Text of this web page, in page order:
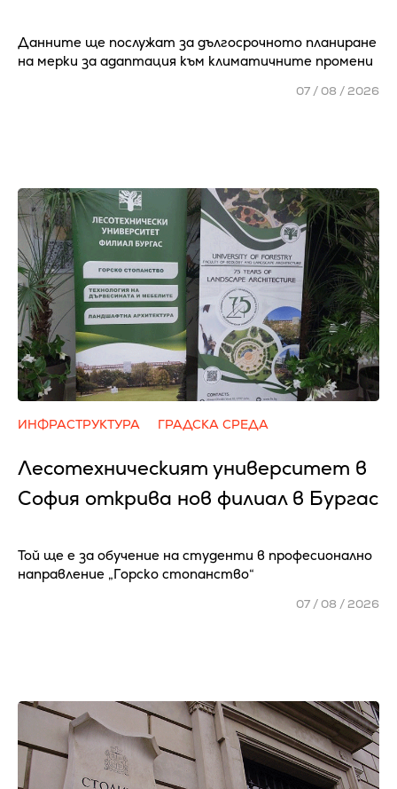
Данните ще послужат за дългосрочното планиране
на мерки за адаптация към климатичните промени
07 / 08 / 2026
ИНФРАСТРУКТУРА ГРАДСКА СРЕДА
Лесотехническият университет в
София открива нов филиал в Бургас
Той ще е за обучение на студенти в професионално
направление „Горско стопанство“
07 / 08 / 2026